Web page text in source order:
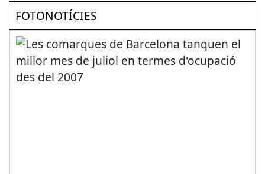
FOTONOTÍCIES